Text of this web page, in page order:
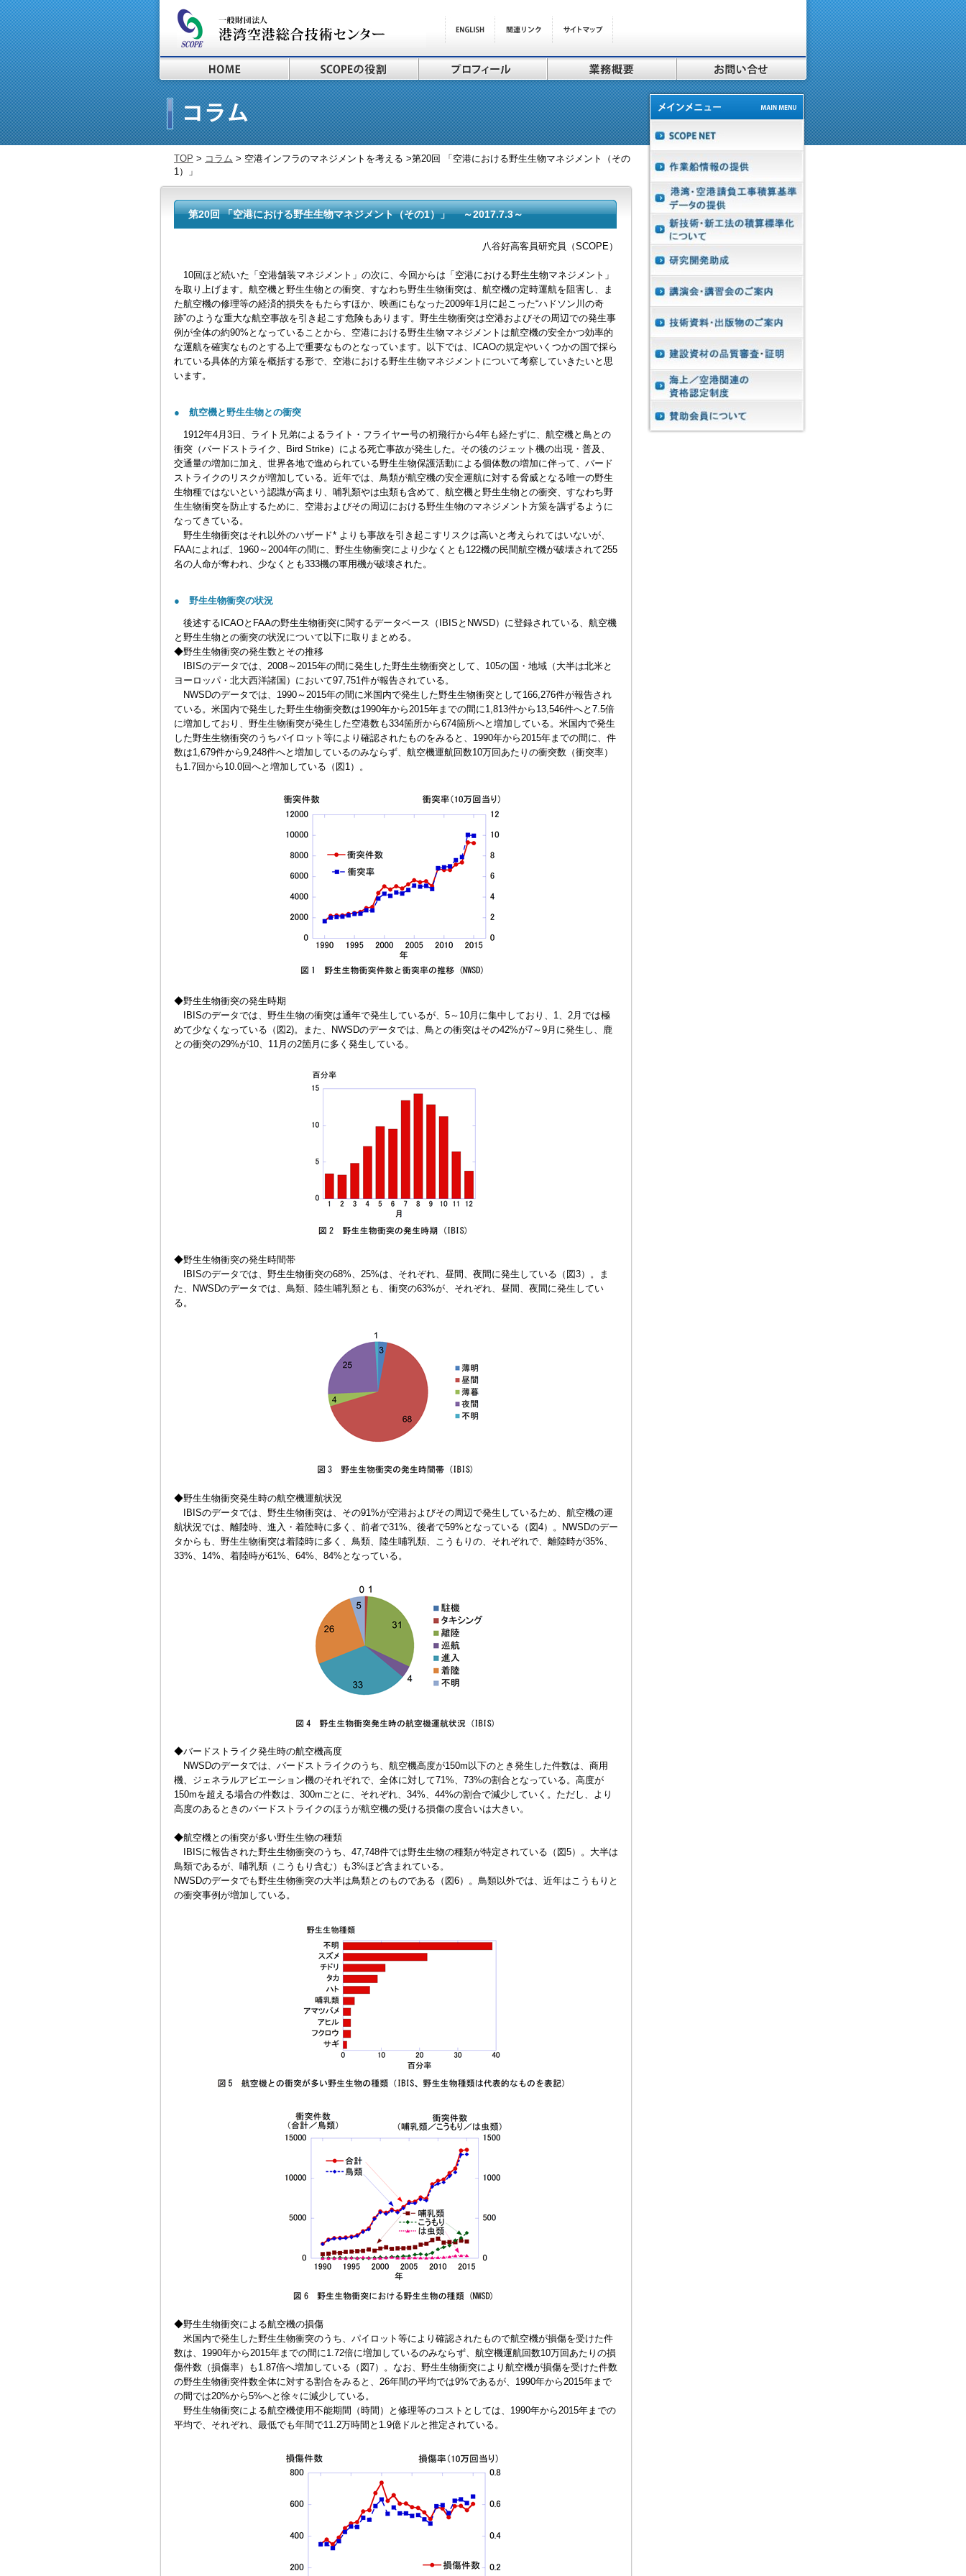
TOP > コラム > 空港インフラのマネジメントを考える >第20回 「空港における野生生物マネジメント（その
1）」
第20回 「空港における野生生物マネジメント（その1）」 ～2017.7.3～
八谷好高客員研究員（SCOPE）
10回ほど続いた「空港舗装マネジメント」の次に、今回からは「空港における野生生物マネジメント」
を取り上げます。航空機と野生生物との衝突、すなわち野生生物衝突は、航空機の定時運航を阻害し、ま
た航空機の修理等の経済的損失をもたらすほか、映画にもなった2009年1月に起こった“ハドソン川の奇
跡”のような重大な航空事故を引き起こす危険もあります。野生生物衝突は空港およびその周辺での発生事
例が全体の約90%となっていることから、空港における野生生物マネジメントは航空機の安全かつ効率的
な運航を確実なものとする上で重要なものとなっています。以下では、ICAOの規定やいくつかの国で採ら
れている具体的方策を概括する形で、空港における野生生物マネジメントについて考察していきたいと思
います。
● 航空機と野生生物との衝突
1912年4月3日、ライト兄弟によるライト・フライヤー号の初飛行から4年も経たずに、航空機と鳥との
衝突（バードストライク、Bird Strike）による死亡事故が発生した。その後のジェット機の出現・普及、
交通量の増加に加え、世界各地で進められている野生生物保護活動による個体数の増加に伴って、バード
ストライクのリスクが増加している。近年では、鳥類が航空機の安全運航に対する脅威となる唯一の野生
生物種ではないという認識が高まり、哺乳類やは虫類も含めて、航空機と野生生物との衝突、すなわち野
生生物衝突を防止するために、空港およびその周辺における野生生物のマネジメント方策を講ずるように
なってきている。
野生生物衝突はそれ以外のハザード* よりも事故を引き起こすリスクは高いと考えられてはいないが、
FAAによれば、1960～2004年の間に、野生生物衝突により少なくとも122機の民間航空機が破壊されて255
名の人命が奪われ、少なくとも333機の軍用機が破壊された。
● 野生生物衝突の状況
後述するICAOとFAAの野生生物衝突に関するデータベース（IBISとNWSD）に登録されている、航空機
と野生生物との衝突の状況について以下に取りまとめる。
◆野生生物衝突の発生数とその推移
IBISのデータでは、2008～2015年の間に発生した野生生物衝突として、105の国・地域（大半は北米と
ヨーロッパ・北大西洋諸国）において97,751件が報告されている。
NWSDのデータでは、1990～2015年の間に米国内で発生した野生生物衝突として166,276件が報告され
ている。米国内で発生した野生生物衝突数は1990年から2015年までの間に1,813件から13,546件へと7.5倍
に増加しており、野生生物衝突が発生した空港数も334箇所から674箇所へと増加している。米国内で発生
した野生生物衝突のうちパイロット等により確認されたものをみると、1990年から2015年までの間に、件
数は1,679件から9,248件へと増加しているのみならず、航空機運航回数10万回あたりの衝突数（衝突率）
も1.7回から10.0回へと増加している（図1）。
◆野生生物衝突の発生時期
IBISのデータでは、野生生物の衝突は通年で発生しているが、5～10月に集中しており、1、2月では極
めて少なくなっている（図2)。また、NWSDのデータでは、鳥との衝突はその42%が7～9月に発生し、鹿
との衝突の29%が10、11月の2箇月に多く発生している。
◆野生生物衝突の発生時間帯
IBISのデータでは、野生生物衝突の68%、25%は、それぞれ、昼間、夜間に発生している（図3）。ま
た、NWSDのデータでは、鳥類、陸生哺乳類とも、衝突の63%が、それぞれ、昼間、夜間に発生してい
る。
◆野生生物衝突発生時の航空機運航状況
IBISのデータでは、野生生物衝突は、その91%が空港およびその周辺で発生しているため、航空機の運
航状況では、離陸時、進入・着陸時に多く、前者で31%、後者で59%となっている（図4）。NWSDのデー
タからも、野生生物衝突は着陸時に多く、鳥類、陸生哺乳類、こうもりの、それぞれで、離陸時が35%、
33%、14%、着陸時が61%、64%、84%となっている。
◆バードストライク発生時の航空機高度
NWSDのデータでは、バードストライクのうち、航空機高度が150m以下のとき発生した件数は、商用
機、ジェネラルアビエーション機のそれぞれで、全体に対して71%、73%の割合となっている。高度が
150mを超える場合の件数は、300mごとに、それぞれ、34%、44%の割合で減少していく。ただし、より
高度のあるときのバードストライクのほうが航空機の受ける損傷の度合いは大きい。
◆航空機との衝突が多い野生生物の種類
IBISに報告された野生生物衝突のうち、47,748件では野生生物の種類が特定されている（図5）。大半は
鳥類であるが、哺乳類（こうもり含む）も3%ほど含まれている。
NWSDのデータでも野生生物衝突の大半は鳥類とのものである（図6）。鳥類以外では、近年はこうもりと
の衝突事例が増加している。
◆野生生物衝突による航空機の損傷
米国内で発生した野生生物衝突のうち、パイロット等により確認されたもので航空機が損傷を受けた件
数は、1990年から2015年までの間に1.72倍に増加しているのみならず、航空機運航回数10万回あたりの損
傷件数（損傷率）も1.87倍へ増加している（図7）。なお、野生生物衝突により航空機が損傷を受けた件数
の野生生物衝突件数全体に対する割合をみると、26年間の平均では9%であるが、1990年から2015年まで
の間では20%から5%へと徐々に減少している。
野生生物衝突による航空機使用不能期間（時間）と修理等のコストとしては、1990年から2015年までの
平均で、それぞれ、最低でも年間で11.2万時間と1.9億ドルと推定されている。